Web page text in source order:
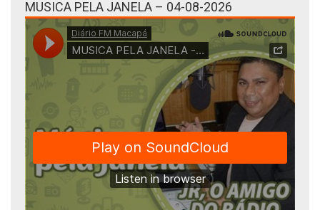
MUSICA PELA JANELA – 04-08-2026